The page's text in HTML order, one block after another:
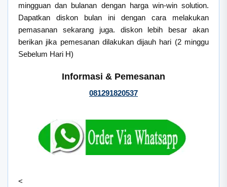
mingguan dan bulanan dengan harga win-win solution.
Dapatkan diskon bulan ini dengan cara melakukan
pemasanan sekarang juga. diskon lebih besar akan
berikan jika pemesanan dilakukan dijauh hari (2 minggu
Sebelum Hari H)
Informasi & Pemesanan
081291820537
<